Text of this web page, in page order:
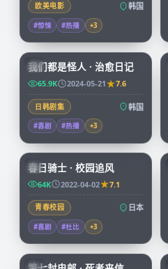
欧美电影 韩国
#惊悚 #热播 +3
KR
66:08
我们都是怪人 · 治愈日记
65.9K 2024-05-21 7.6
日韩剧集 韩国
#喜剧 #热播 +3
JP
73:38
春日骑士 · 校园追风
64K 2022-04-02 7.1
青春校园 日本
#喜剧 #杜比 +3
KR
99:14